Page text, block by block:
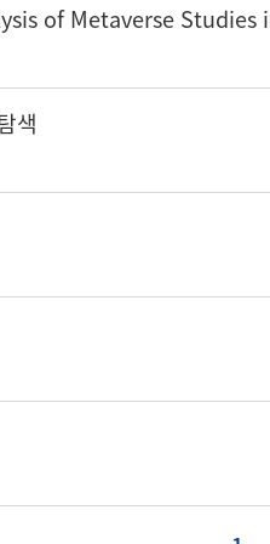
of Metaverse
색